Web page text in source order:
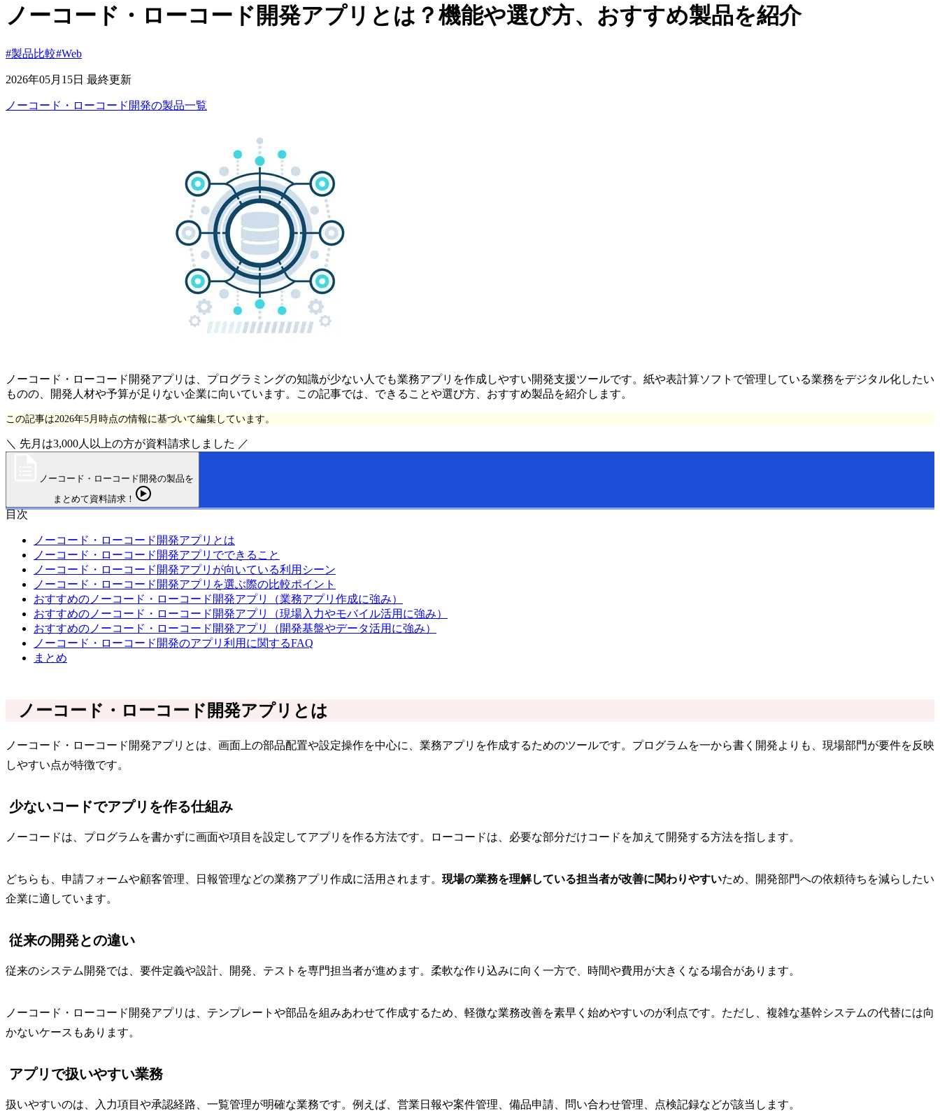
ノーコード・ローコード開発アプリとは？機能や選び方、おすすめ製品を紹介
#製品比較#Web
2026年05月15日 最終更新
ノーコード・ローコード開発の製品一覧
ノーコード・ローコード開発アプリは、プログラミングの知識が少ない人でも業務アプリを作成しやすい開発支援ツールです。紙や表計算ソフトで管理している業務をデジタル化したい
ものの、開発人材や予算が足りない企業に向いています。この記事では、できることや選び方、おすすめ製品を紹介します。
この記事は2026年5月時点の情報に基づいて編集しています。
＼ 先月は3,000人以上の方が資料請求しました ／
ノーコード・ローコード開発の製品を
まとめて資料請求！
目次
ノーコード・ローコード開発アプリとは
ノーコード・ローコード開発アプリでできること
ノーコード・ローコード開発アプリが向いている利用シーン
ノーコード・ローコード開発アプリを選ぶ際の比較ポイント
おすすめのノーコード・ローコード開発アプリ（業務アプリ作成に強み）
おすすめのノーコード・ローコード開発アプリ（現場入力やモバイル活用に強み）
おすすめのノーコード・ローコード開発アプリ（開発基盤やデータ活用に強み）
ノーコード・ローコード開発のアプリ利用に関するFAQ
まとめ
ノーコード・ローコード開発アプリとは
ノーコード・ローコード開発アプリとは、画面上の部品配置や設定操作を中心に、業務アプリを作成するためのツールです。プログラムを一から書く開発よりも、現場部門が要件を反映
しやすい点が特徴です。
少ないコードでアプリを作る仕組み
ノーコードは、プログラムを書かずに画面や項目を設定してアプリを作る方法です。ローコードは、必要な部分だけコードを加えて開発する方法を指します。
どちらも、申請フォームや顧客管理、日報管理などの業務アプリ作成に活用されます。 現場の業務を理解している担当者が改善に関わりやすいため、開発部門への依頼待ちを減らしたい
企業に適しています。
従来の開発との違い
従来のシステム開発では、要件定義や設計、開発、テストを専門担当者が進めます。柔軟な作り込みに向く一方で、時間や費用が大きくなる場合があります。
ノーコード・ローコード開発アプリは、テンプレートや部品を組みあわせて作成するため、軽微な業務改善を素早く始めやすいのが利点です。ただし、複雑な基幹システムの代替には向
かないケースもあります。
アプリで扱いやすい業務
扱いやすいのは、入力項目や承認経路、一覧管理が明確な業務です。例えば、営業日報や案件管理、備品申請、問い合わせ管理、点検記録などが該当します。